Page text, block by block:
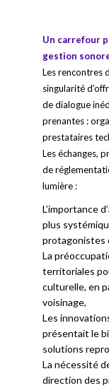
Un carrefour
gestion
Les rencontres
singularité
de dialogue
prenantes :
prestataires
Les échanges,
de
lumière :
L’importance
plus
protagonistes
La
territoriales
culturelle, en
voisinage,
Les
présentait le
solutions
La nécessité
direction des